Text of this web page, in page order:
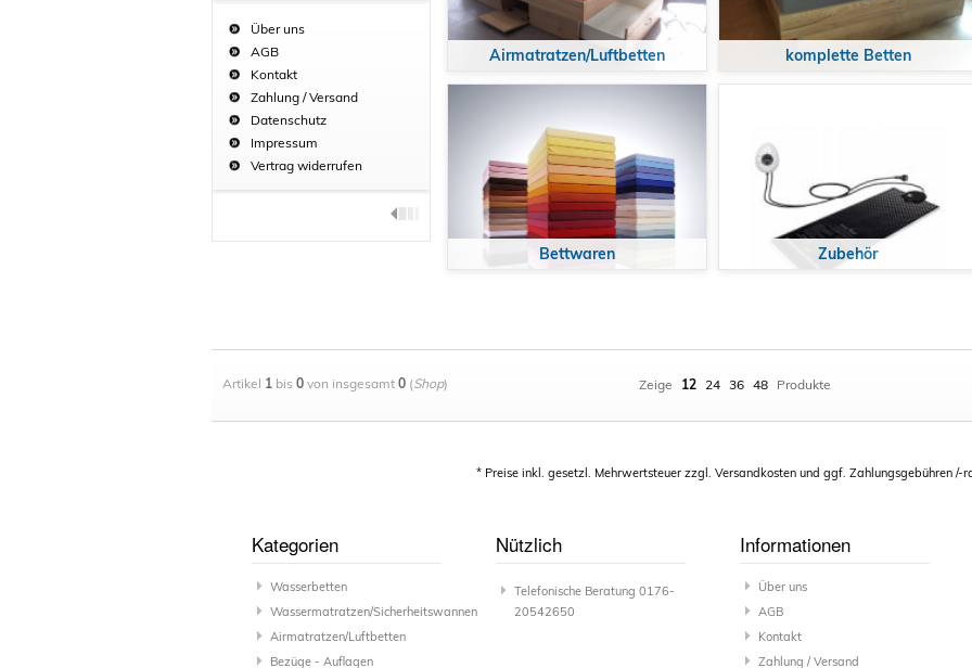
Über uns
AGB
Kontakt
Zahlung / Versand
Datenschutz
Impressum
Vertrag widerrufen
Airmatratzen/Luftbetten komplette Betten
Bettwaren Zubehör
Artikel 1bis 0von insgesamt 0(Shop) Zeige 12 24 36 48 Produkte
* Preise inkl. gesetzl. Mehrwertsteuer zzgl. Versandkosten und ggf. Zahlungsgebühren /-
Kategorien
Wasserbetten
Wassermatratzen/Sicherheitswannen
Airmatratzen/Luftbetten
Bezüge - Auflagen
Nützlich
Telefonische Beratung 0176-
20542650
Informationen
Über uns
AGB
Kontakt
Zahlung / Versand